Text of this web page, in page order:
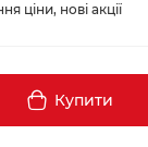
ціни, нові акції
Купити